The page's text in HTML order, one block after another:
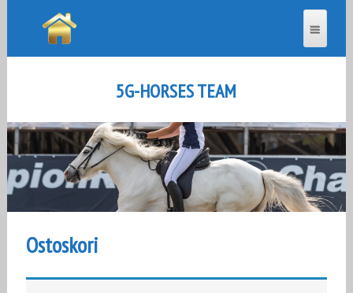
5G-HORSES TEAM
Ostoskori